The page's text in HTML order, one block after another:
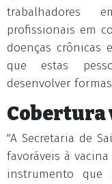
trabalhadores
profissionais em
doenças crônicas
que estas
desenvolver formas
Cobertura
"A Secretaria de
favoráveis à
instrumento